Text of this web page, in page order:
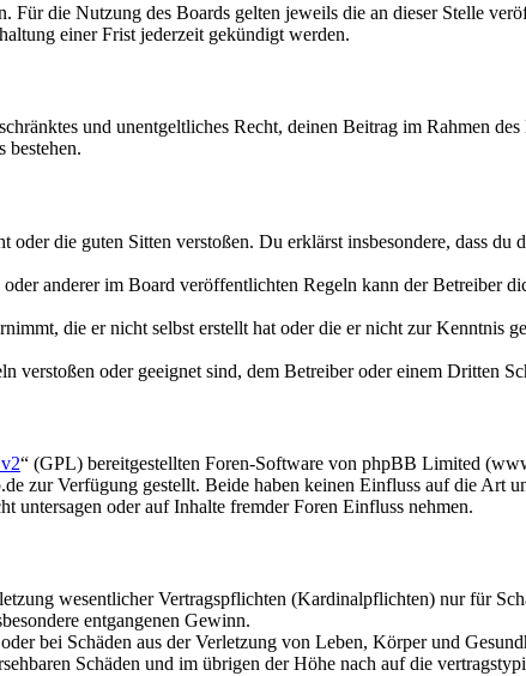
die Nutzung des Boards gelten jeweils die an dieser Stelle
einer Frist jederzeit gekündigt werden.
und unentgeltliches Recht, deinen Beitrag im Rahmen des
bestehen.
die guten Sitten verstoßen. Du erklärst insbesondere, dass du
anderer im Board veröffentlichten Regeln kann der Betreiber
die er nicht selbst erstellt hat oder die er nicht zur Kenntnis
verstoßen oder geeignet sind, dem Betreiber oder einem Dritten
“ (GPL) bereitgestellten Foren-Software von phpBB Limited
zur Verfügung gestellt. Beide haben keinen Einfluss auf die Art
untersagen oder auf Inhalte fremder Foren Einfluss nehmen.
wesentlicher Vertragspflichten (Kardinalpflichten) nur für
entgangenen Gewinn.
bei Schäden aus der Verletzung von Leben, Körper und
Schäden und im übrigen der Höhe nach auf die